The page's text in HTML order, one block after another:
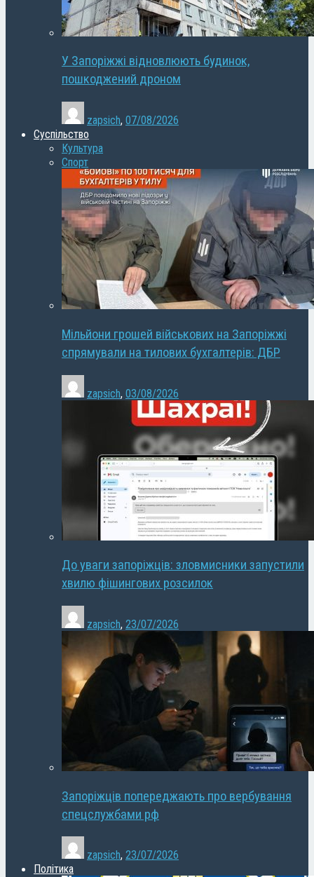
У Запоріжжі відновлюють будинок,
пошкоджений дроном
zapsich, 07/08/2026
Суспільство
Культура
Спорт
Мільйони грошей військових на Запоріжжі
спрямували на тилових бухгалтерів: ДБР
zapsich, 03/08/2026
До уваги запоріжців: зловмисники запустили
хвилю фішингових розсилок
zapsich, 23/07/2026
Запоріжців попереджають про вербування
спецслужбами рф
zapsich, 23/07/2026
Політика